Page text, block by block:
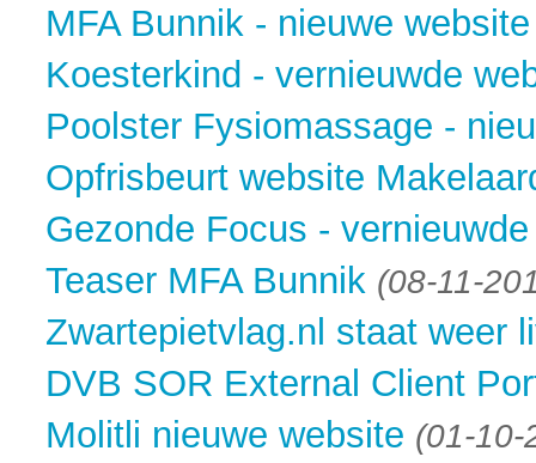
MFA Bunnik - nieuwe website
Koesterkind - vernieuwde
Poolster Fysiomassage -
Opfrisbeurt website
Gezonde Focus -
Teaser MFA Bunnik (08-11-
Zwartepietvlag.nl staat weer
DVB SOR External Client
Molitli nieuwe website (01-10-